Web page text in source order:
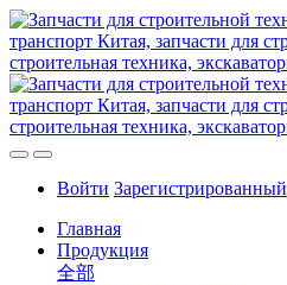
Войти Зарегистрированный
Главная
Продукция
全部